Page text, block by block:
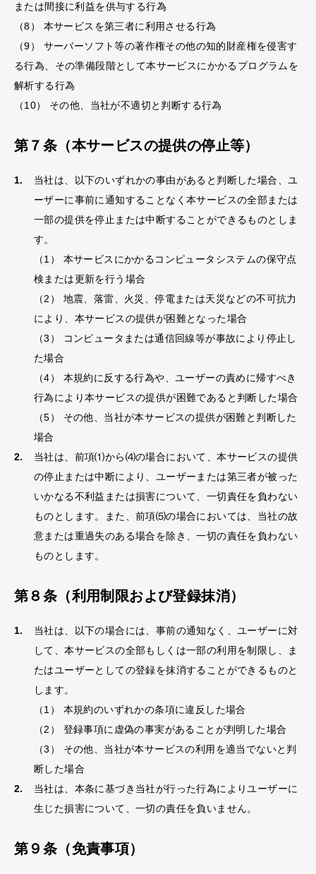
または間接に利益を供与する行為
（8） 本サービスを第三者に利用させる行為
（9） サーバーソフト等の著作権その他の知的財産権を侵害す
る行為、その準備段階として本サービスにかかるプログラムを
解析する行為
（10） その他、当社が不適切と判断する行為
第７条（本サービスの提供の停止等）
当社は、以下のいずれかの事由があると判断した場合、ユ
ーザーに事前に通知することなく本サービスの全部または
一部の提供を停止または中断することができるものとしま
す。
（1） 本サービスにかかるコンピュータシステムの保守点
検または更新を行う場合
（2） 地震、落雷、火災、停電または天災などの不可抗力
により、本サービスの提供が困難となった場合
（3） コンピュータまたは通信回線等が事故により停止し
た場合
（4） 本規約に反する行為や、ユーザーの責めに帰すべき
行為により本サービスの提供が困難であると判断した場合
（5） その他、当社が本サービスの提供が困難と判断した
場合
当社は、前項⑴から⑷の場合において、本サービスの提供
の停止または中断により、ユーザーまたは第三者が被った
いかなる不利益または損害について、一切責任を負わない
ものとします。また、前項⑸の場合においては、当社の故
意または重過失のある場合を除き、一切の責任を負わない
ものとします。
第８条（利用制限および登録抹消）
当社は、以下の場合には、事前の通知なく、ユーザーに対
して、本サービスの全部もしくは一部の利用を制限し、ま
たはユーザーとしての登録を抹消することができるものと
します。
（1） 本規約のいずれかの条項に違反した場合
（2） 登録事項に虚偽の事実があることが判明した場合
（3） その他、当社が本サービスの利用を適当でないと判
断した場合
当社は、本条に基づき当社が行った行為によりユーザーに
生じた損害について、一切の責任を負いません。
第９条（免責事項）